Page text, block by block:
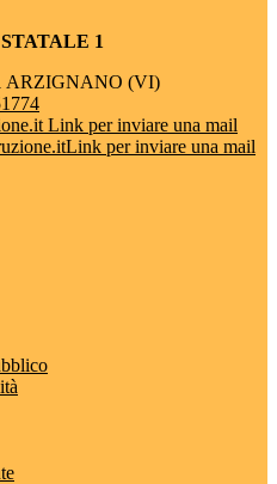
1
ARZIGNANO (VI)
Link per inviare una mail
Link per inviare una mail